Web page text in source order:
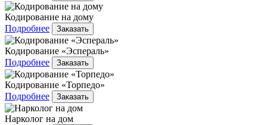
Кодирование на дому
Подробнее
Заказать
Кодирование «Эспераль»
Подробнее
Заказать
Кодирование «Торпедо»
Подробнее
Заказать
Нарколог на дом